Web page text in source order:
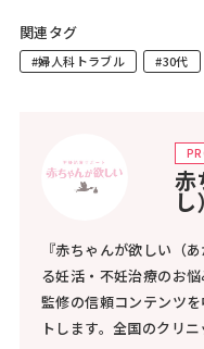
関連タグ
#婦人科トラブル #30代
赤
『赤ちゃんが欲しい（
る妊活・不妊治療のお
監修の信頼コンテンツ
トします。全国のクリ